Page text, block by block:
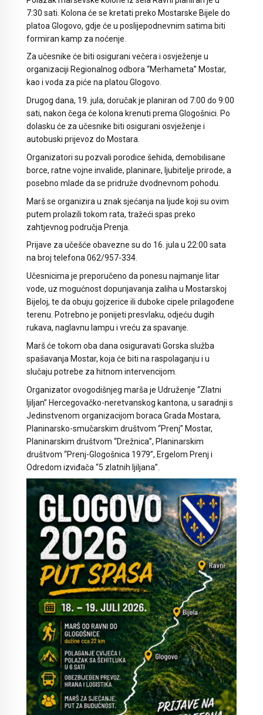
7:30 sati. Kolona će se kretati preko Mostarske Bijele do
platoa Glogovo, gdje će u poslijepodnevnim satima biti
formiran kamp za noćenje.
Za učesnike će biti osigurani večera i osvježenje u
organizaciji Regionalnog odbora “Merhameta” Mostar,
kao i voda za piće na platou Glogovo.
Drugog dana, 19. jula, doručak je planiran od 7:00 do 9:00
sati, nakon čega će kolona krenuti prema Glogošnici. Po
dolasku će za učesnike biti osigurani osvježenje i
autobuski prijevoz do Mostara.
Organizatori su pozvali porodice šehida, demobilisane
borce, ratne vojne invalide, planinare, ljubitelje prirode, a
posebno mlade da se pridruže dvodnevnom pohodu.
Marš se organizira u znak sjećanja na ljude koji su ovim
putem prolazili tokom rata, tražeći spas preko
zahtjevnog područja Prenja.
Prijave za učešće obavezne su do 16. jula u 22:00 sata
na broj telefona 062/957-334.
Učesnicima je preporučeno da ponesu najmanje litar
vode, uz mogućnost dopunjavanja zaliha u Mostarskoj
Bijeloj, te da obuju gojzerice ili duboke cipele prilagođene
terenu. Potrebno je ponijeti presvlaku, odjeću dugih
rukava, naglavnu lampu i vreću za spavanje.
Marš će tokom oba dana osiguravati Gorska služba
spašavanja Mostar, koja će biti na raspolaganju i u
slučaju potrebe za hitnom intervencijom.
Organizator ovogodišnjeg marša je Udruženje “Zlatni
ljiljan” Hercegovačko-neretvanskog kantona, u saradnji s
Jedinstvenom organizacijom boraca Grada Mostara,
Planinarsko-smučarskim društvom “Prenj” Mostar,
Planinarskim društvom “Drežnica”, Planinarskim
društvom “Prenj-Glogošnica 1979”, Ergelom Prenj i
Odredom izviđača “5 zlatnih ljiljana”.